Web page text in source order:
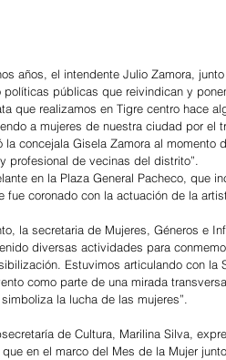
políticas públicas que reivindican y
que realizamos en Tigre centro hace
a mujeres de nuestra ciudad por el
la concejala Gisela Zamora al
profesional de vecinas del distrito”.
en la Plaza General Pacheco, que
fue coronado con la actuación de la
la secretaria de Mujeres, Géneros e
diversas actividades para
Estuvimos articulando con la
como parte de una mirada
la lucha de las mujeres”.
de Cultura, Marilina Silva,
en el marco del Mes de la Mujer